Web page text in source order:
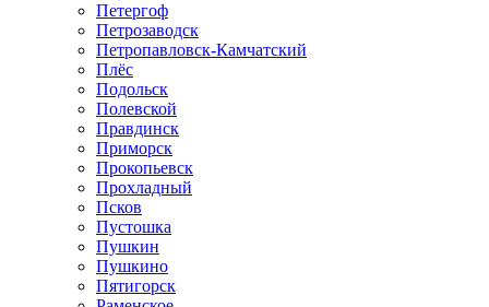
Петергоф
Петрозаводск
Петропавловск-Камчатский
Плёс
Подольск
Полевской
Правдинск
Приморск
Прокопьевск
Прохладный
Псков
Пустошка
Пушкин
Пушкино
Пятигорск